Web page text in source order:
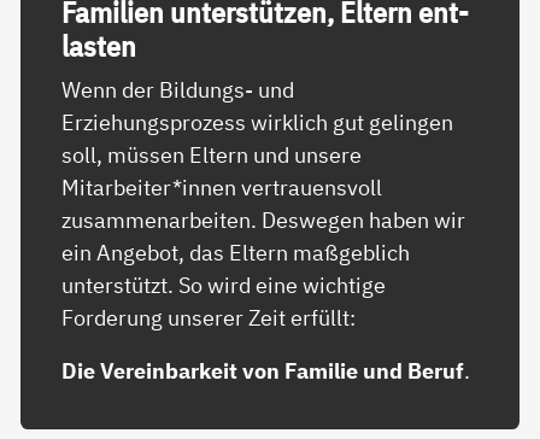
Fa­mi­li­en un­ter­stüt­zen, El­tern ent­
las­ten
Wenn der Bildungs- und
Erziehungsprozess wirklich gut gelingen
soll, müssen Eltern und unsere
Mitarbeiter*innen vertrauensvoll
zusammenarbeiten. Deswegen haben wir
ein Angebot, das Eltern maßgeblich
unterstützt. So wird eine wichtige
Forderung unserer Zeit erfüllt:
Die Vereinbarkeit von Familie und Beruf.